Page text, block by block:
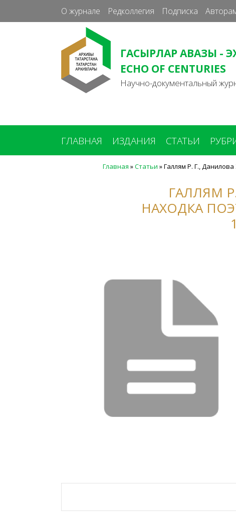
О журнале Редколлегия Подписка
ГАСЫРЛАР АВАЗЫ -
ECHO OF CENTURIES
Научно-документальный
ГЛАВНАЯ ИЗДАНИЯ СТАТЬИ
Главная »Статьи »Галлям Р. Г.,
ГАЛЛЯМ
НАХОДКА